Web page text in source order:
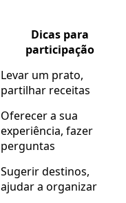
Dicas para
participação
Levar um prato,
partilhar receitas
Oferecer a sua
experiência, fazer
perguntas
Sugerir destinos,
ajudar a organizar